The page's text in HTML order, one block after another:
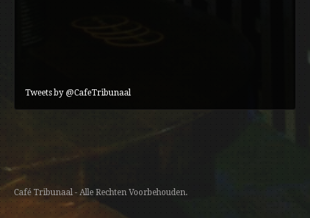
Tweets by @CafeTribunaal
Café Tribunaal - Alle Rechten Voorbehouden.